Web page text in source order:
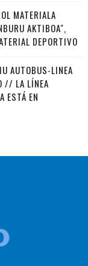
MATERIALA
AKTIBOA",
DEPORTIVO
AUTOBUS-LINEA
// LA LÍNEA
ESTÁ EN